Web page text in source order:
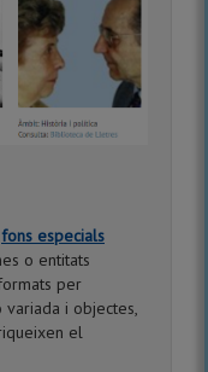
fons especials
o entitats
per
variada i objectes,
el